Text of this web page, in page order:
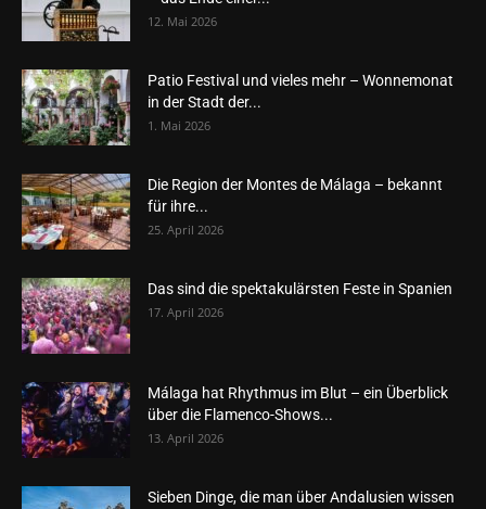
12. Mai 2026
Patio Festival und vieles mehr – Wonnemonat
in der Stadt der...
1. Mai 2026
Die Region der Montes de Málaga – bekannt
für ihre...
25. April 2026
Das sind die spektakulärsten Feste in Spanien
17. April 2026
Málaga hat Rhythmus im Blut – ein Überblick
über die Flamenco-Shows...
13. April 2026
Sieben Dinge, die man über Andalusien wissen